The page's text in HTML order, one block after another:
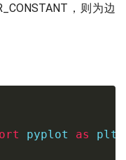
，则为边
pyplot as plt